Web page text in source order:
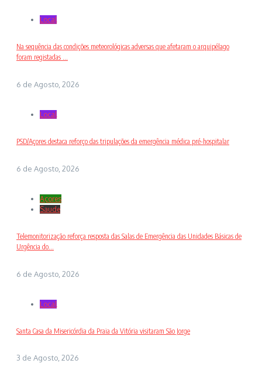
Local
Na sequência das condições meteorológicas adversas que afetaram o arquipélago
foram registadas ...
6 de Agosto, 2026
Local
PSD/Açores destaca reforço das tripulações da emergência médica pré-hospitalar
6 de Agosto, 2026
Açores
Saude
Telemonitorização reforça resposta das Salas de Emergência das Unidades Básicas de
Urgência do...
6 de Agosto, 2026
Local
Santa Casa da Misericórdia da Praia da Vitória visitaram São Jorge
3 de Agosto, 2026